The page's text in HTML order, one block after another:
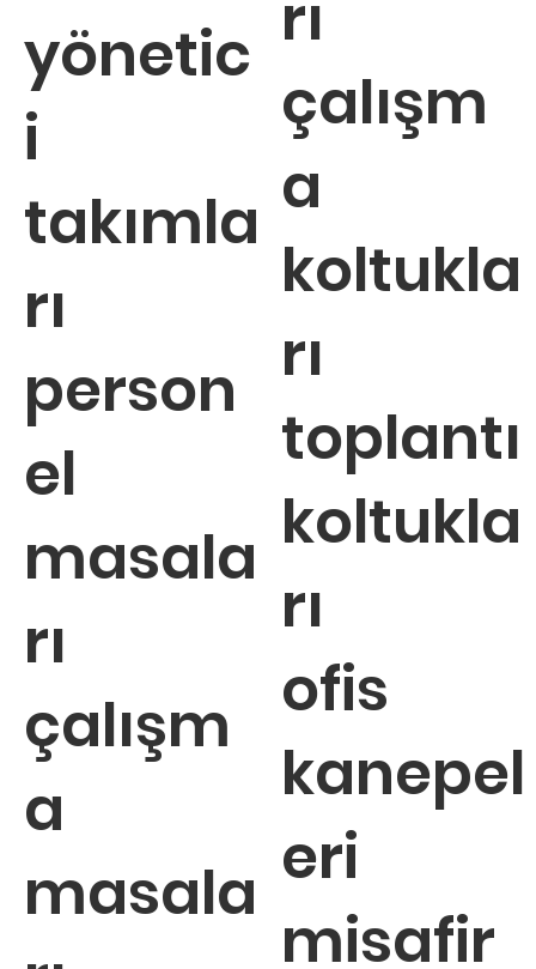
yönetic
i
takımla
rı
person
el
masala
rı
çalışm
a
masala
rı
çalışm
a
koltukla
rı
toplantı
koltukla
rı
ofis
kanepel
eri
misafir